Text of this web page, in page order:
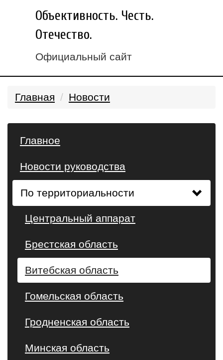
Объективность. Честь.
Отечество.
Официальный сайт
Главная Новости
Главное
Новости руководства
По территориальности
Центральный аппарат
Брестская область
Витебская область
Гомельская область
Гродненская область
Минская область